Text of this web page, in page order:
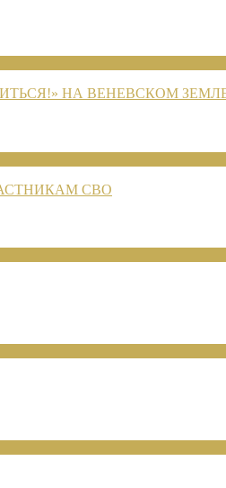
НА ВЕНЕВСКОМ
СВО